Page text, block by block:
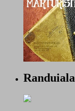
Randuiala